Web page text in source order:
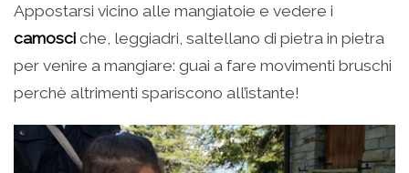
Appostarsi vicino alle mangiatoie e vedere i
camosci che, leggiadri, saltellano di pietra in pietra
per venire a mangiare: guai a fare movimenti bruschi
perchè altrimenti spariscono all’istante!